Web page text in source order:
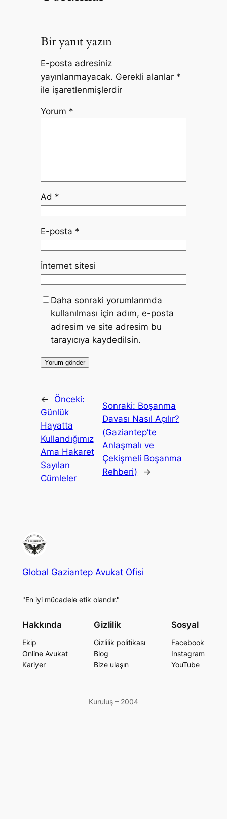
Bir yanıt yazın
E-posta adresiniz
yayınlanmayacak. Gerekli alanlar *
ile işaretlenmişlerdir
Yorum *
Ad *
E-posta *
İnternet sitesi
Daha sonraki yorumlarımda
kullanılması için adım, e-posta
adresim ve site adresim bu
tarayıcıya kaydedilsin.
←
Önceki:
Günlük
Hayatta
Kullandığımız
Ama Hakaret
Sayılan
Cümleler
Sonraki: Boşanma
Davası Nasıl Açılır?
(Gaziantep’te
Anlaşmalı ve
Çekişmeli Boşanma
Rehberi)
→
Global Gaziantep Avukat Ofisi
"En iyi mücadele etik olandır."
Hakkında
Ekip
Online Avukat
Kariyer
Gizlilik
Gizlilik politikası
Blog
Bize ulaşın
Sosyal
Facebook
Instagram
YouTube
Kuruluş – 2004